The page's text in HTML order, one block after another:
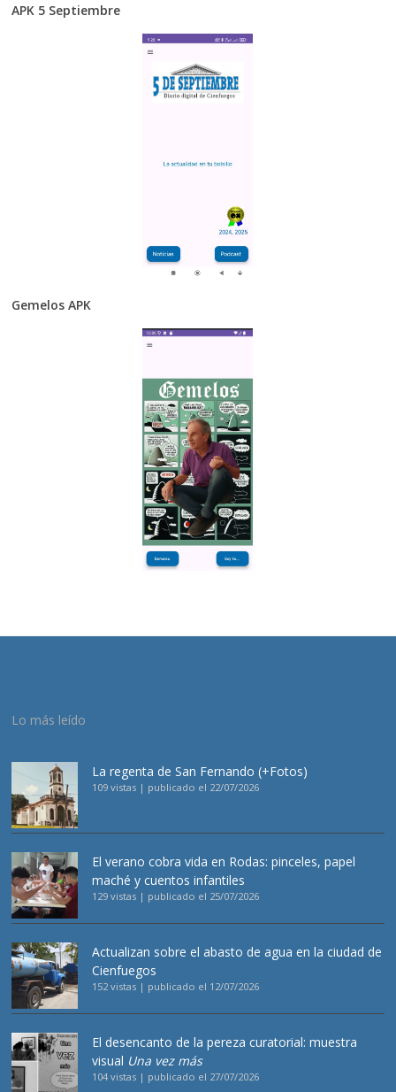
APK 5 Septiembre
Gemelos APK
Lo más leído
La regenta de San Fernando (+Fotos)
109 vistas | publicado el 22/07/2026
El verano cobra vida en Rodas: pinceles, papel
maché y cuentos infantiles
129 vistas | publicado el 25/07/2026
Actualizan sobre el abasto de agua en la ciudad de
Cienfuegos
152 vistas | publicado el 12/07/2026
El desencanto de la pereza curatorial: muestra
visual Una vez más
104 vistas | publicado el 27/07/2026